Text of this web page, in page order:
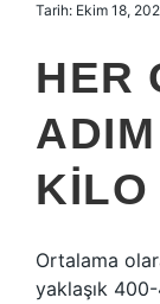
Tarih: Ekim 18,
HER
KILO
Ortalama
yaklaşık